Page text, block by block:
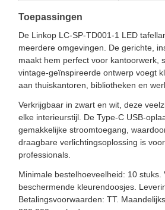
Toepassingen
De Linkop LC-SP-TD001-1 LED
meerdere omgevingen. De gerichte,
maakt hem perfect voor kantoorwerk,
vintage-geïnspireerde ontwerp voegt
aan thuiskantoren, bibliotheken en
Verkrijgbaar in zwart en wit, deze
elke interieurstijl. De Type-C USB-
gemakkelijke stroomtoegang,
draagbare verlichtingsoplossing is
professionals.
Minimale bestelhoeveelheid: 10 stuks.
beschermende kleurendoosjes.
Betalingsvoorwaarden: TT.